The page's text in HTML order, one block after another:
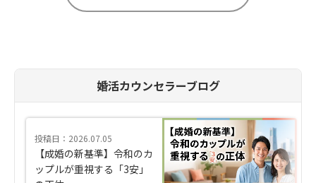
婚活カウンセラーブログ
投稿日：2026.07.05
【成婚の新基準】令和のカ
ップルが重視する「3安」